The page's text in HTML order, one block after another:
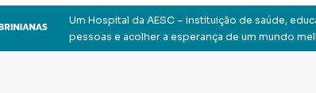
Um Hospital da AESC – instituição de saúde,
pessoas e acolher a esperança de um mundo